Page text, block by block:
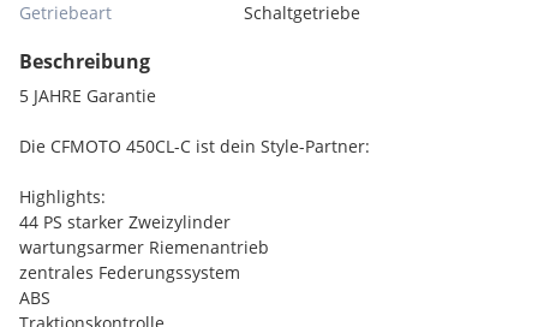
Getriebeart
Schaltgetriebe
Beschreibung
5 JAHRE Garantie
Die CFMOTO 450CL-C ist dein Style-Partner:
Highlights:
44 PS starker Zweizylinder
wartungsarmer Riemenantrieb
zentrales Federungssystem
ABS